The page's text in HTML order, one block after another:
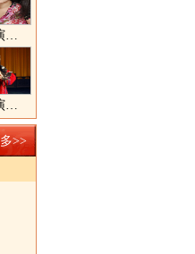
京剧演员王奕戈
京剧演员张美超
>>